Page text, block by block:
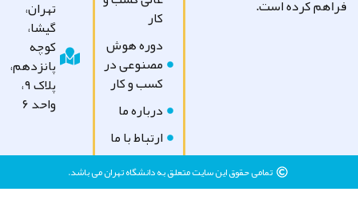
کرده است.
دوره هوش
مصنوعی در
کسب و کار
درباره ما
ارتباط با ما
تهران،
گیشا،
کوچه
پانزدهم،
پلاک ۹،
واحد ۶
تمامی حقوق این سایت متعلق به دانشگاه تهران می باشد.